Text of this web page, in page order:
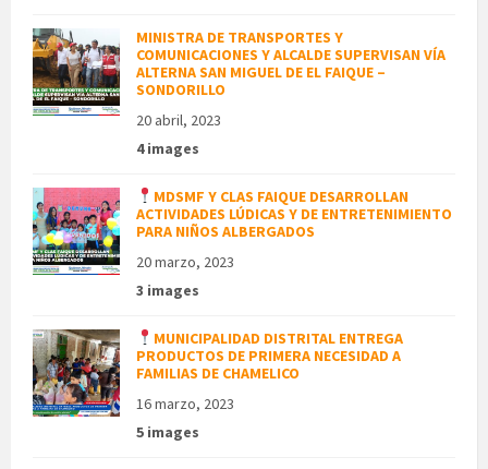
MINISTRA DE TRANSPORTES Y
COMUNICACIONES Y ALCALDE SUPERVISAN VÍA
ALTERNA SAN MIGUEL DE EL FAIQUE –
SONDORILLO
20 abril, 2023
4 images
MDSMF Y CLAS FAIQUE DESARROLLAN
ACTIVIDADES LÚDICAS Y DE ENTRETENIMIENTO
PARA NIÑOS ALBERGADOS
20 marzo, 2023
3 images
MUNICIPALIDAD DISTRITAL ENTREGA
PRODUCTOS DE PRIMERA NECESIDAD A
FAMILIAS DE CHAMELICO
16 marzo, 2023
5 images